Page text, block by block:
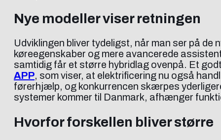
Nye modeller viser retningen
Udviklingen bliver tydeligst, når man ser på
køreegenskaber og mere avancerede
samtidig får et større hybridlag ovenpå. Et
APP, som viser, at elektrificering nu også
førerhjælp, og konkurrencen skærpes
systemer kommer til Danmark, afhænger
Hvorfor forskellen bliver større